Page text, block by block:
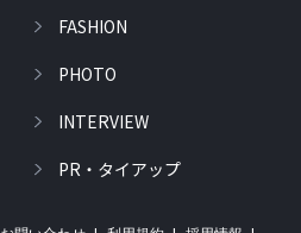
FASHION
PHOTO
INTERVIEW
PR・タイアップ